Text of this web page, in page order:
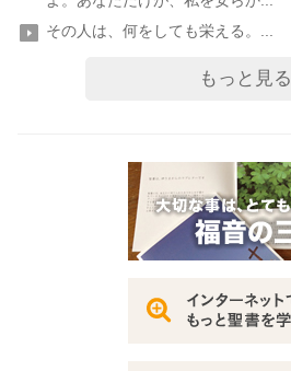
その人は、何をしても栄える。...
もっと見る